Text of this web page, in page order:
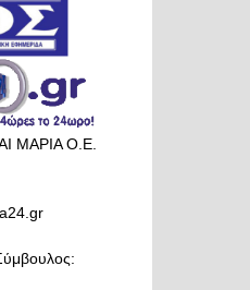
ΜΑΡΙΑ Ο.Ε.